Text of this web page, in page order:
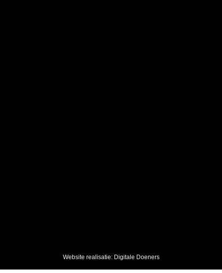
Website realisatie: Digitale Doeners